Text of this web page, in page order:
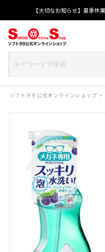
【大切なお知らせ】夏季休
ソフト９９公式オンラインショップ >